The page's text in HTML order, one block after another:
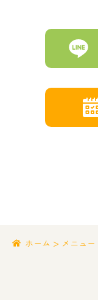
ホーム > メニュー